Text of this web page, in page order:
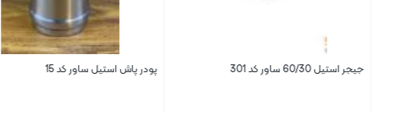
جیجر استیل 60/30 ساور کد 301 پودر پاش استیل ساور کد 15